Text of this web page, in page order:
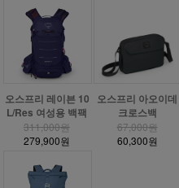
오스프리 레이븐 10
L/Res 여성용 백팩
311,000원
279,900원
오스프리 아오이데
크로스백
67,000원
60,300원